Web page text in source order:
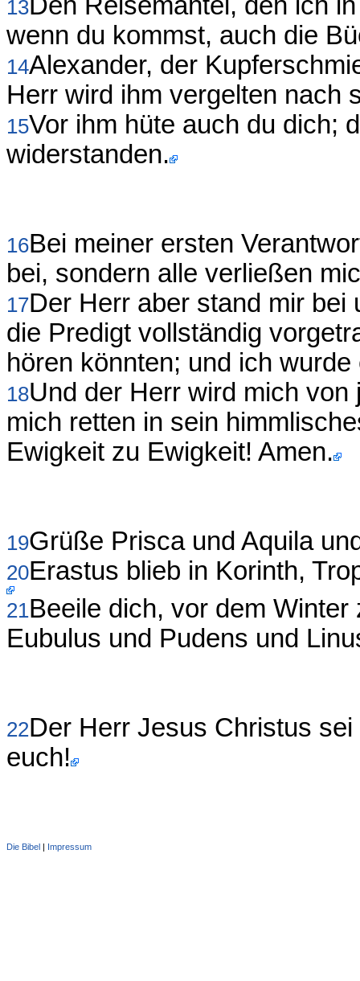
13Den Reisemantel, den ich
wenn du kommst, auch die
14Alexander, der
Herr wird ihm vergelten nach
15Vor ihm hüte auch du dich;
widerstanden.
16Bei meiner ersten
bei, sondern alle verließen
17Der Herr aber stand mir
die Predigt vollständig
hören könnten; und ich
18Und der Herr wird mich
mich retten in sein
Ewigkeit zu Ewigkeit! Amen.
19Grüße Prisca und Aquila
20Erastus blieb in Korinth,
21Beeile dich, vor dem
Eubulus und Pudens und
22Der Herr Jesus Christus
euch!
Die Bibel Impressum